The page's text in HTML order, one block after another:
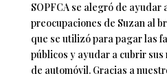
SOPFCA se alegró de ayudar
preocupaciones de Suzan al
que se utilizó para pagar las
públicos y ayudar a cubrir
de automóvil. Gracias a